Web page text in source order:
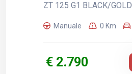
ZT 125 G1 BLACK/GOLD
Manuale 0 Km
€ 2.790